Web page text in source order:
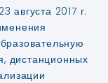
августа 2017 г.
дистанционных